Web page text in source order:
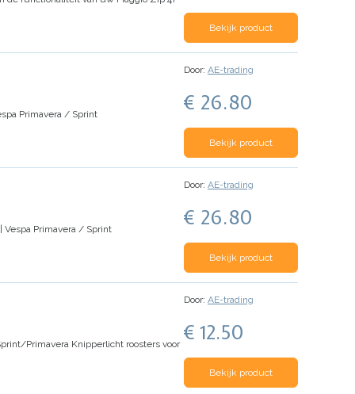
Bekijk product
Primavera / Sprint
Door: AE-trading
€ 26.80
Bekijk product
Primavera / Sprint
Door: AE-trading
€ 26.80
Bekijk product
Primavera Knipperlicht roosters voor
Door: AE-trading
€ 12.50
Bekijk product